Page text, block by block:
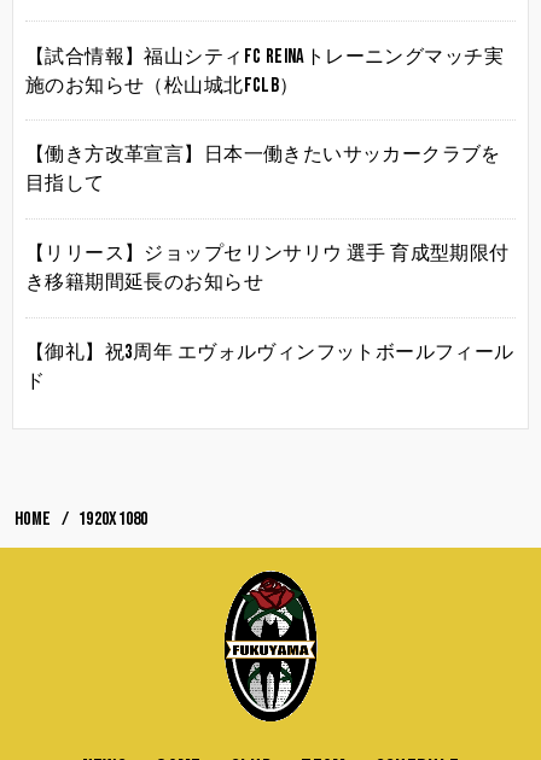
【試合情報】福山シティFC Reinaトレーニングマッチ実
施のお知らせ（松山城北FCLB）
【働き方改革宣言】日本一働きたいサッカークラブを
目指して
【リリース】ジョップセリンサリウ 選手 育成型期限付
き移籍期間延長のお知らせ
【御礼】祝3周年 エヴォルヴィンフットボールフィール
ド
HOME 1920x1080